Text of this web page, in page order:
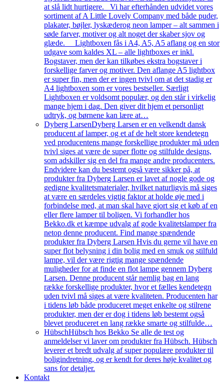
at slå lidt hurtigere. Vi har efterhånden udvidet vores
sortiment af A Little Lovely Company med både puder,
plakater, bøjler, lyskæderog neon lamper – alt sammen i
søde farver, motiver og alt noget der skaber sjov og
glæde. Lightboxen fås i A4, A5, A5 aflang og en stor
udgave som kaldes XL – alle lightboxes er inkl.
Bogstaver, men der kan tilkøbes ekstra bogstaver i
forskellige farver og motiver. Den aflange A5 lightbox
er super fin, men der er ingen tvivl om at det stadig er
A4 lightboxen som er vores bestseller. Særligt
Lightboxen er voldsomt populær, og den står i virkelig
mange hjem i dag. Den giver dit hjem et personligt
udtryk, og børnene kan lære at…
Dyberg LarsenDyberg Larsen er en velkendt dansk
producent af lamper, og et af de helt store kendetegn
ved producentens mange forskellige produkter må uden
tvivl siges at være de super flotte og stilfulde designs,
som adskiller sig en del fra mange andre producenters.
Endvidere kan du bestemt også være sikker på, at
produkter fra Dyberg Larsen er lavet af nogle gode og
gedigne kvalitetsmaterialer, hvilket naturligvis må siges
at være en særdeles vigtig faktor at holde øje med i
forbindelse med, at man skal have gjort sig et køb af en
eller flere lamper til boligen. Vi forhandler hos
Bekko.dk et kæmpe udvalg af gode kvalitetslamper fra
netop denne producent. Find mange spændende
produkter fra Dyberg Larsen Hvis du gerne vil have en
super flot belysning i din bolig med en smuk og stilfuld
lampe, vil der være rigtig mange spændende
muligheder for at finde en flot lampe gennem Dyberg
Larsen. Denne producent står nemlig bag en lang
række forskellige produkter, hvor et fælles kendetegn
uden tvivl må siges at være kvaliteten. Producenten har
i tidens løb både produceret meget enkelte og stilrene
produkter, men der er dog i tidens løb bestemt også
blevet produceret en lang række smarte og stilfulde…
HübschHübsch hos Bekko Se alle de test og
anmeldelser vi laver om produkter fra Hübsch. Hübsch
leverer et bredt udvalg af super populære produkter til
boligindretning, og er kendt for deres høje kvalitet og
sans for detaljer.
Kontakt